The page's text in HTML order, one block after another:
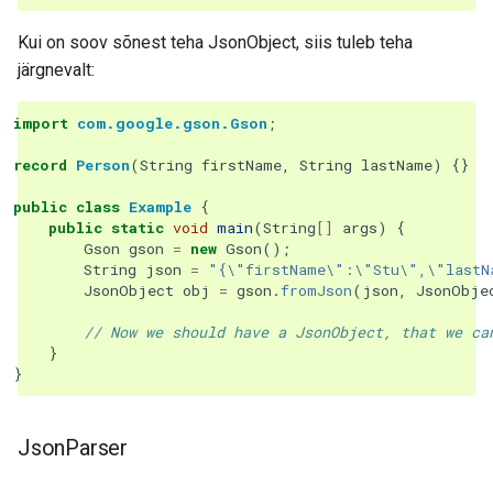
Kui on soov sõnest teha JsonObject, siis tuleb teha
järgnevalt:
import com.google.gson.Gson ;
record Person(String firstName String lastName) {}
public class Example {
public static void main(String[] args)
{
Gson gson = new Gson();
String
json =
JsonObject obj = gson .fromJson( json
// Now we should have a JsonObject, that we
}
}
JsonParser